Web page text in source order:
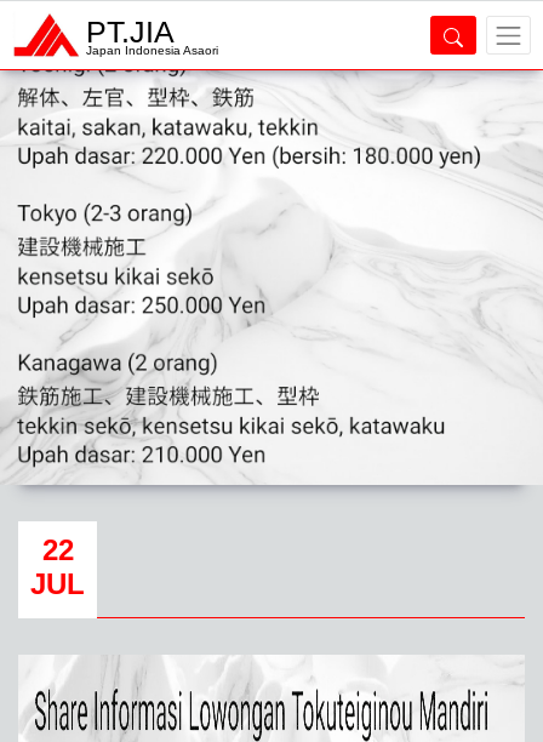
PT.JIA
Japan Indonesia Asaori
22
JUL